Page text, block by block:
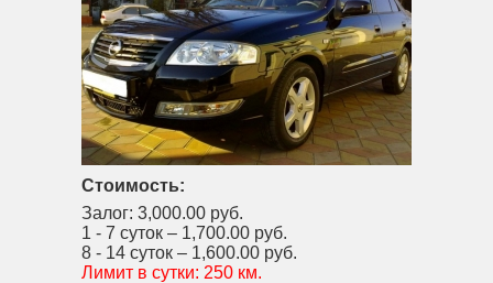
Стоимость:
Залог: 3,000.00 руб.
1 - 7 суток – 1,700.00 руб.
8 - 14 суток – 1,600.00 руб.
Лимит в сутки: 250 км.